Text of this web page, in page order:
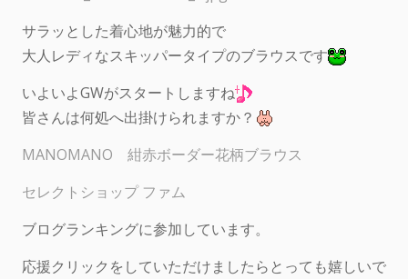
サラッとした着心地が魅力的で
大人レディなスキッパータイプのブラウスです
いよいよGWがスタートしますね
皆さんは何処へ出掛けられますか？
MANOMANO 紺赤ボーダー花柄ブラウス
セレクトショップ ファム
ブログランキングに参加しています。
応援クリックをしていただけましたらとっても嬉しいで